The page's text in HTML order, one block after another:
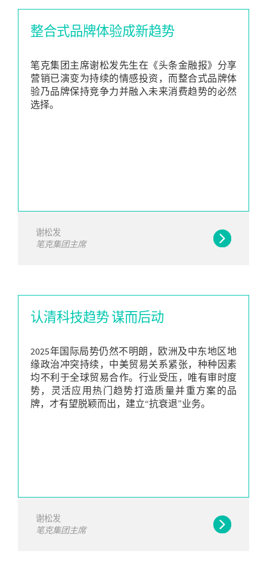
整合式品牌体验成新趋势
笔克集团主席谢松发先生在《头条金融报》分享
营销已演变为持续的情感投资，而整合式品牌体
验乃品牌保持竞争力并融入未来消费趋势的必然
选择。
谢松发
笔克集团主席
认清科技趋势 谋而后动
2025年国际局势仍然不明朗，欧洲及中东地区地
缘政治冲突持续，中美贸易关系紧张，种种因素
均不利于全球贸易合作。行业受压，唯有审时度
势，灵活应用热门趋势打造质量并重方案的品
牌，才有望脱颖而出，建立“抗衰退”业务。
谢松发
笔克集团主席